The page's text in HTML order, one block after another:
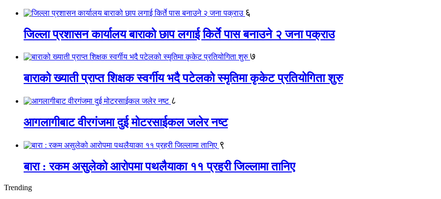
६
जिल्ला प्रशासन कार्यालय बाराको छाप लगाई किर्ते पास बनाउने २ जना पक्राउ
७
बाराको ख्याती प्राप्त शिक्षक स्वर्गीय भदै पटेलको स्मृतिमा कृकेट प्रतियोगिता शुरु
८
आगलागीबाट वीरगंजमा दुई मोटरसाईकल जलेर नष्ट
९
बारा : रकम असुलेको आरोपमा पथलैयाका ११ प्रहरी जिल्लामा तानिए
Trending